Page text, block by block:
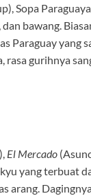
Sopa
bawang.
Paraguay yang
rasa gurihnya
El Mercado
yang terbuat
arang.